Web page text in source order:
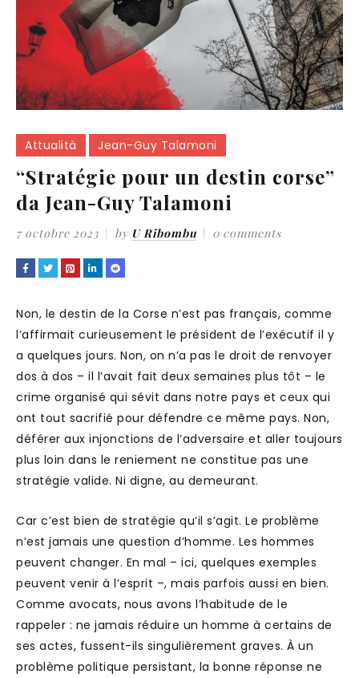
Attualità Jean-Guy Talamoni
“Stratégie pour un destin corse”
da Jean-Guy Talamoni
7 octobre 2023 by U Ribombu 0 comments
Non, le destin de la Corse n’est pas français, comme
l’affirmait curieusement le président de l’exécutif il y
a quelques jours. Non, on n’a pas le droit de renvoyer
dos à dos – il l’avait fait deux semaines plus tôt – le
crime organisé qui sévit dans notre pays et ceux qui
ont tout sacrifié pour défendre ce même pays. Non,
déférer aux injonctions de l’adversaire et aller toujours
plus loin dans le reniement ne constitue pas une
stratégie valide. Ni digne, au demeurant.
Car c’est bien de stratégie qu’il s’agit. Le problème
n’est jamais une question d’homme. Les hommes
peuvent changer. En mal – ici, quelques exemples
peuvent venir à l’esprit –, mais parfois aussi en bien.
Comme avocats, nous avons l’habitude de le
rappeler : ne jamais réduire un homme à certains de
ses actes, fussent-ils singulièrement graves. À un
problème politique persistant, la bonne réponse ne